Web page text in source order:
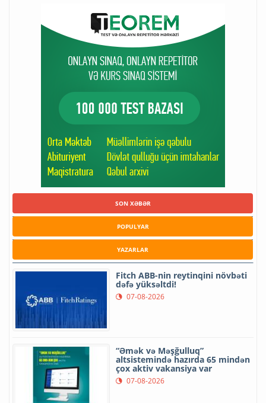
SON XƏBƏR
POPULYAR
YAZARLAR
Fitch ABB-nin reytinqini növbəti
dəfə yüksəltdi!
07-08-2026
“Əmək və Məşğulluq”
altsistemində hazırda 65 mindən
çox aktiv vakansiya var
07-08-2026